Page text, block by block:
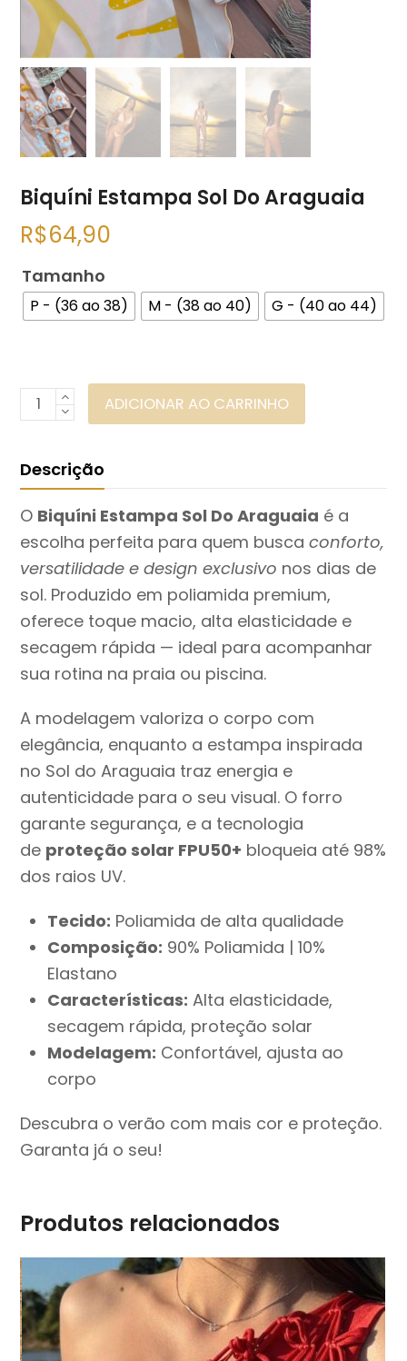
Biquíni Estampa Sol Do Araguaia
R$64,90
Tamanho
P - (36 ao 38) M - (38 ao 40) G - (40 ao 44)
Biquíni
Estampa
Do
Araguaia
quantidade
ADICIONAR AO CARRINHO
Descrição
O Biquíni Estampa Sol Do Araguaia é a
escolha perfeita para quem buscaconforto,
versatilidade e design exclusivo nos dias de
sol. Produzido em poliamida premium,
oferece toque macio, alta elasticidade e
secagem rápida — ideal para acompanhar
sua rotina na praia ou piscina.
A modelagem valoriza o corpo com
elegância, enquanto a estampa inspirada
no Sol do Araguaia traz energia e
autenticidade para o seu visual. O forro
garante segurança, e a tecnologia
de proteção solar FPU50+ bloqueia até 98%
dos raios UV.
Tecido: Poliamida de alta qualidade
Composição: 90% Poliamida | 10%
Elastano
Características: Alta elasticidade,
secagem rápida, proteção solar
Modelagem: Confortável, ajusta ao
corpo
Descubra o verão com mais cor e proteção.
Garanta já o seu!
Produtos relacionados